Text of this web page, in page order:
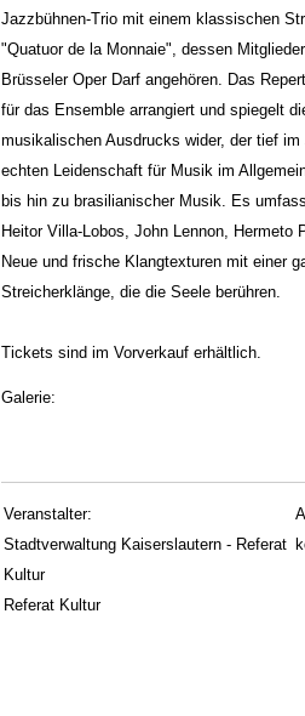
Jazzbühnen-Trio mit einem klassischen
"Quatuor de la Monnaie", dessen
Brüsseler Oper Darf angehören. Das
für das Ensemble arrangiert und spiegelt
musikalischen Ausdrucks wider, der tief
echten Leidenschaft für Musik im
bis hin zu brasilianischer Musik. Es
Heitor Villa-Lobos, John Lennon, Hermeto
Neue und frische Klangtexturen mit einer
Streicherklänge, die die Seele berühren.
Tickets sind im Vorverkauf erhältlich.
Galerie:
Veranstalter:
Stadtverwaltung Kaiserslautern - Referat
Kultur
Referat Kultur